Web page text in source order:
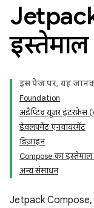
इस पेज पर, यह
Foundation
अडैप्टिव यूज़र इंटरफ़ेस
डेवलपमेंट एनवायरमेंट
डिज़ाइन
Compose का इस्तेमाल
अन्य संसाधन
Jetpack